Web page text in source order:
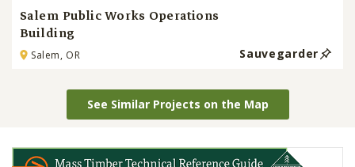
Salem Public Works Operations
Building
Salem, OR Sauvegarder
See Similar Projects on the Map